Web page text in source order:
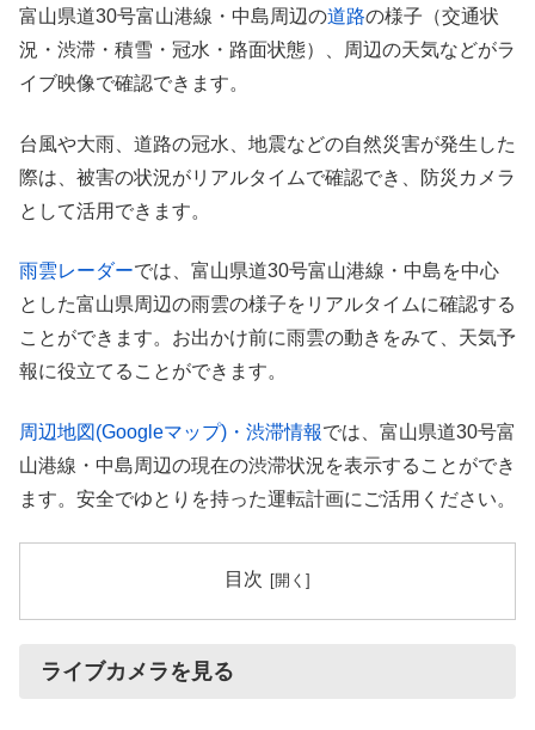
富山県道30号富山港線・中島周辺の道路の様子（交通状
況・渋滞・積雪・冠水・路面状態）、周辺の天気などがラ
イブ映像で確認できます。
台風や大雨、道路の冠水、地震などの自然災害が発生した
際は、被害の状況がリアルタイムで確認でき、防災カメラ
として活用できます。
雨雲レーダーでは、富山県道30号富山港線・中島を中心
とした富山県周辺の雨雲の様子をリアルタイムに確認する
ことができます。お出かけ前に雨雲の動きをみて、天気予
報に役立てることができます。
周辺地図(Googleマップ)・渋滞情報では、富山県道30号富
山港線・中島周辺の現在の渋滞状況を表示することができ
ます。安全でゆとりを持った運転計画にご活用ください。
目次
ライブカメラを見る